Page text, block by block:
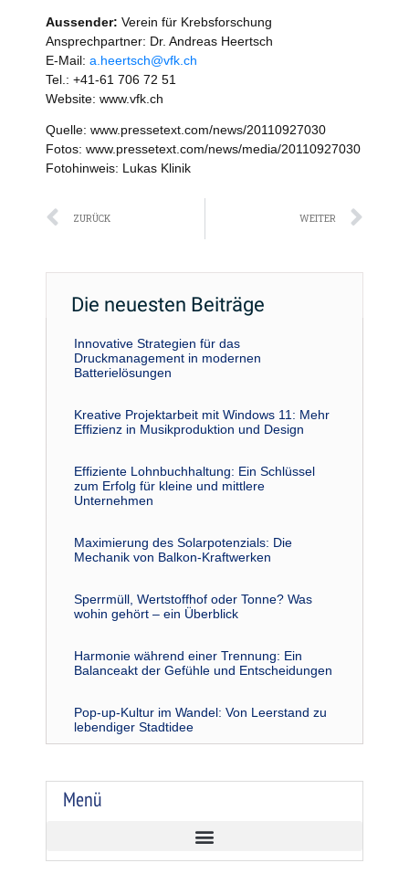
Aussender: Verein für Krebsforschung
Ansprechpartner: Dr. Andreas Heertsch
E-Mail: a.heertsch@vfk.ch
Tel.: +41-61 706 72 51
Website: www.vfk.ch
Quelle: www.pressetext.com/news/20110927030
Fotos: www.pressetext.com/news/media/20110927030
Fotohinweis: Lukas Klinik
Zurück
ZURÜCK WEITER
Die neuesten Beiträge
Innovative Strategien für das
Druckmanagement in modernen
Batterielösungen
Kreative Projektarbeit mit Windows 11: Mehr
Effizienz in Musikproduktion und Design
Effiziente Lohnbuchhaltung: Ein Schlüssel
zum Erfolg für kleine und mittlere
Unternehmen
Maximierung des Solarpotenzials: Die
Mechanik von Balkon-Kraftwerken
Sperrmüll, Wertstoffhof oder Tonne? Was
wohin gehört – ein Überblick
Harmonie während einer Trennung: Ein
Balanceakt der Gefühle und Entscheidungen
Pop-up-Kultur im Wandel: Von Leerstand zu
lebendiger Stadtidee
Menü